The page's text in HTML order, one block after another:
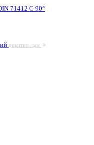
71412 C 90°
дивитись все